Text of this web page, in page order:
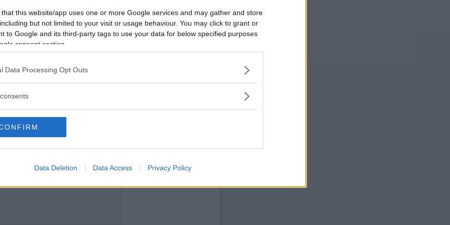
that this website/app uses one or more Google services and may gather and store
but not limited to your visit or usage behaviour. You may click to grant or
to Google and its third-party tags to use your data for below specified purposes
consent section.
Data Processing Opt Outs
Data Deletion Data Access Privacy Policy
2016-08-21 11:09
Vill du bli
medlem?